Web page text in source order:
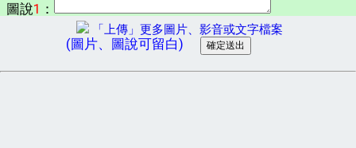
圖說1 ：
「上傳」更多圖片、影音或文字檔案
(圖片、圖說可留白)